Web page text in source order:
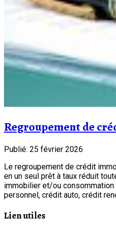
Regroupement de
Publié: 25 février 2026
Le regroupement de crédit
en un seul prêt à taux réduit
immobilier et/ou
personnel, crédit auto, crédit
Lien utiles